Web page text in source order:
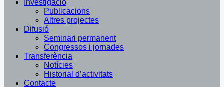
Investigació
Publicacions
Altres projectes
Difusió
Seminari permanent
Congressos i jornades
Transferència
Notícies
Historial d’activitats
Contacte